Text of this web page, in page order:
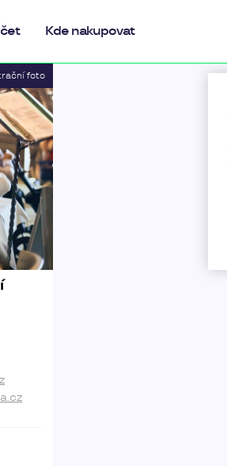
Kde nakupovat